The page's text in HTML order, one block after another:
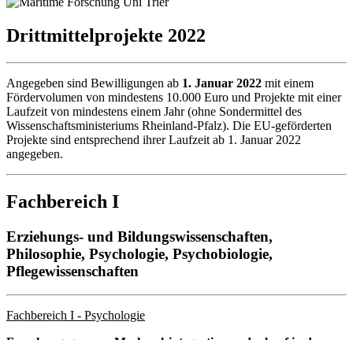
Drittmittelprojekte 2022
Angegeben sind Bewilligungen ab 1. Januar 2022 mit einem
Fördervolumen von mindestens 10.000 Euro und Projekte mit einer
Laufzeit von mindestens einem Jahr (ohne Sondermittel des
Wissenschaftsministeriums Rheinland-Pfalz). Die EU-geförderten
Projekte sind entsprechend ihrer Laufzeit ab 1. Januar 2022
angegeben.
Fachbereich I
Erziehungs- und Bildungswissenschaften,
Philosophie, Psychologie, Psychobiologie,
Pflegewissenschaften
Fachbereich I - Psychologie